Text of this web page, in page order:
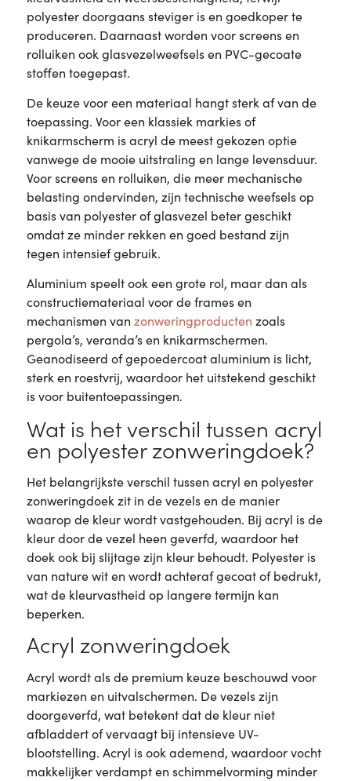
polyester doorgaans steviger is en goedkoper te
produceren. Daarnaast worden voor screens en
rolluiken ook glasvezelweefsels en PVC-gecoate
stoffen toegepast.
De keuze voor een materiaal hangt sterk af van de
toepassing. Voor een klassiek markies of
knikarmscherm is acryl de meest gekozen optie
vanwege de mooie uitstraling en lange levensduur.
Voor screens en rolluiken, die meer mechanische
belasting ondervinden, zijn technische weefsels op
basis van polyester of glasvezel beter geschikt
omdat ze minder rekken en goed bestand zijn
tegen intensief gebruik.
Aluminium speelt ook een grote rol, maar dan als
constructiemateriaal voor de frames en
mechanismen van zonweringproducten zoals
pergola’s, veranda’s en knikarmschermen.
Geanodiseerd of gepoedercoat aluminium is licht,
sterk en roestvrij, waardoor het uitstekend geschikt
is voor buitentoepassingen.
Wat is het verschil tussen acryl
en polyester zonweringdoek?
Het belangrijkste verschil tussen acryl en polyester
zonweringdoek zit in de vezels en de manier
waarop de kleur wordt vastgehouden. Bij acryl is de
kleur door de vezel heen geverfd, waardoor het
doek ook bij slijtage zijn kleur behoudt. Polyester is
van nature wit en wordt achteraf gecoat of bedrukt,
wat de kleurvastheid op langere termijn kan
beperken.
Acryl zonweringdoek
Acryl wordt als de premium keuze beschouwd voor
markiezen en uitvalschermen. De vezels zijn
doorgeverfd, wat betekent dat de kleur niet
afbladdert of vervaagt bij intensieve UV-
blootstelling. Acryl is ook ademend, waardoor vocht
makkelijker verdampt en schimmelvorming minder